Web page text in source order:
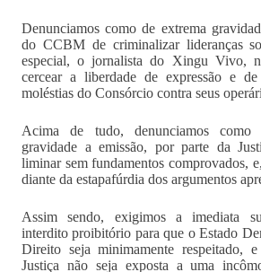
Denunciamos como de extrema
do CCBM de criminalizar lideranças
especial, o jornalista do Xingu Vivo,
cercear a liberdade de expressão e
moléstias do Consórcio contra seus
Acima de tudo, denunciamos como
gravidade a emissão, por parte da
liminar sem fundamentos comprovados,
diante da estapafúrdia dos argumentos
Assim sendo, exigimos a imediata
interdito proibitório para que o Estado
Direito seja minimamente respeitado,
Justiça não seja exposta a uma